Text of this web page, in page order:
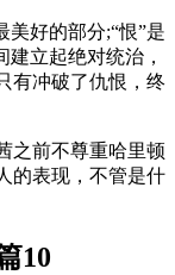
美好的部分;“恨”是
建立起绝对统治，
有冲破了仇恨，终
之前不尊重哈里顿
的表现，不管是什
10